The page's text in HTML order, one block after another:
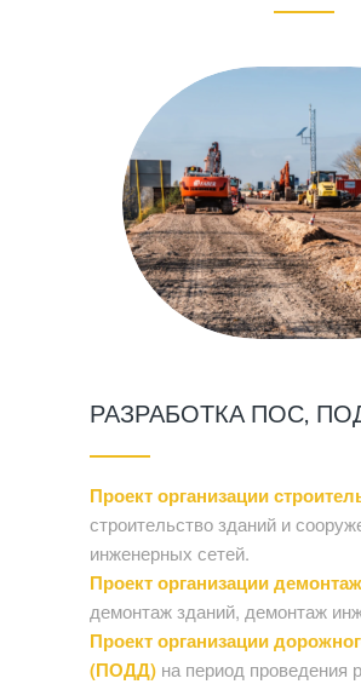
РАЗРАБОТКА ПОС,
Проект организации
строительство зданий и
инженерных сетей.
Проект организации
демонтаж зданий, демонтаж
Проект организации
(ПОДД)на период проведения